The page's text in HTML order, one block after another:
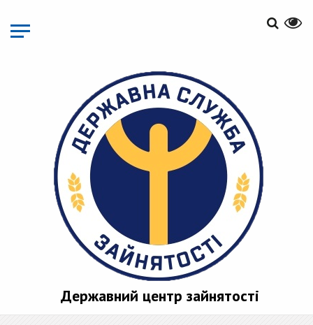
основного
матеріалу
Державний центр зайнятості